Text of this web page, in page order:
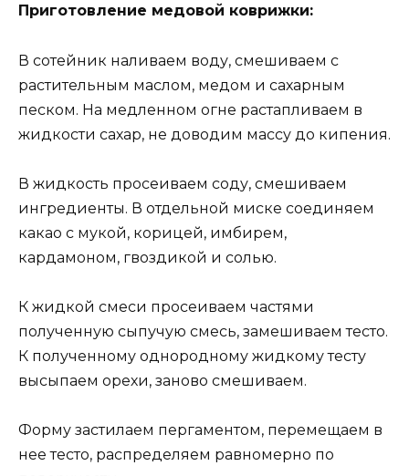
Приготовление медовой коврижки:
В сотейник наливаем воду, смешиваем с
растительным маслом, медом и сахарным
песком. На медленном огне растапливаем в
жидкости сахар, не доводим массу до кипения.
В жидкость просеиваем соду, смешиваем
ингредиенты. В отдельной миске соединяем
какао с мукой, корицей, имбирем,
кардамоном, гвоздикой и солью.
К жидкой смеси просеиваем частями
полученную сыпучую смесь, замешиваем тесто.
К полученному однородному жидкому тесту
высыпаем орехи, заново смешиваем.
Форму застилаем пергаментом, перемещаем в
нее тесто, распределяем равномерно по